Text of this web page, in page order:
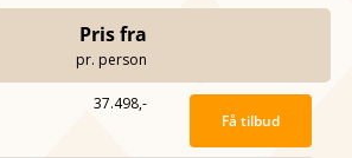
Pris fra
pr. person
37.498,-
Få tilbud